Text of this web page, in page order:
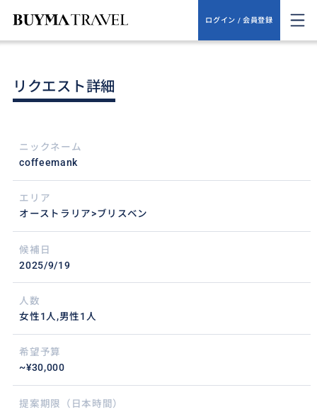
ログイン / 会員登録
リクエスト詳細
ニックネーム
coffeemank
エリア
オーストラリア>ブリスベン
候補日
2025/9/19
人数
女性1人,男性1人
希望予算
~¥30,000
提案期限（日本時間）